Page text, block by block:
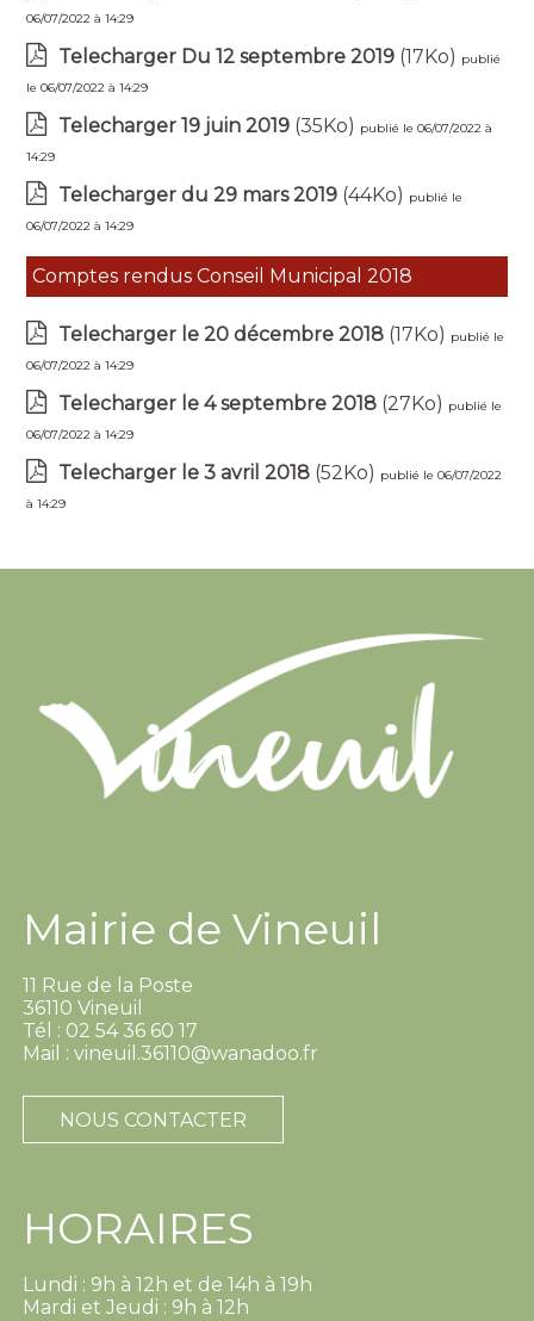
06/07/2022 à 14:29
Telecharger Du 12 septembre 2019 (17Ko) publié
le 06/07/2022 à 14:29
Telecharger 19 juin 2019 (35Ko) publié le 06/07/2022 à
14:29
Telecharger du 29 mars 2019 (44Ko) publié le
06/07/2022 à 14:29
Comptes rendus Conseil Municipal 2018
Telecharger le 20 décembre 2018 (17Ko) publié le
06/07/2022 à 14:29
Telecharger le 4 septembre 2018 (27Ko) publié le
06/07/2022 à 14:29
Telecharger le 3 avril 2018 (52Ko) publié le 06/07/2022
à 14:29
Mairie de Vineuil
11 Rue de la Poste
36110 Vineuil
Tél : 02 54 36 60 17
Mail : vineuil.36110@wanadoo.fr
NOUS CONTACTER
HORAIRES
Lundi : 9h à 12h et de 14h à 19h
Mardi et Jeudi : 9h à 12h